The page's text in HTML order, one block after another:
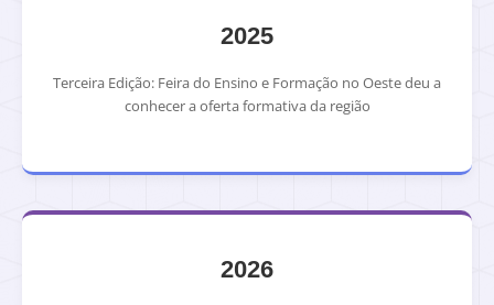
2025
Terceira Edição: Feira do Ensino e Formação no Oeste deu a
conhecer a oferta formativa da região
2026